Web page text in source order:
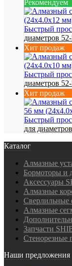
Рекомендуем
Быстрый
диаметров
Хит продаж
Быстрый
диаметров
Хит продаж
Быстрый
для
Каталог
Алмазные
Бормоторы и
Аксессуары
Алмазные
Сверлильные
Алмазные
Запчасти
Стенорезные
Наши предложения